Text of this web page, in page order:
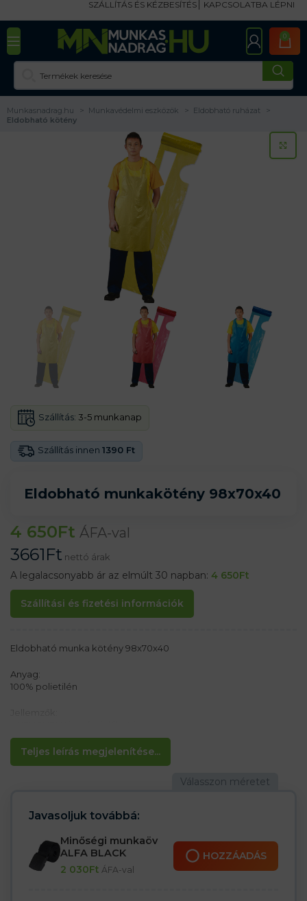
SZÁLLÍTÁS ÉS KÉZBESÍTÉS KAPCSOLATBA LÉPNI
0
Munkasnadrag.hu Munkavédelmi eszközök
Eldobható ruházat
Eldobható kötény
Eldobható munkakötény 98x70x40
Szállítás innen 1390 Ft
Szállítás: 3-5 munkanap
4 650Ft ÁFA-val
3661Ft nettó árak
A legalacsonyabb ár az elmúlt 30 napban: 4 650Ft
Szállítási és fizetési információk
Teljes leírás megjelenítése...
Eldobható munka kötény 98x70x40
Anyag:
100% polietilén
– Hossza 117 cm
– Szélesség 70 cm
– A kötőrész hossza 40 cm
– Egy tekercs méretei: hossza 38 cm, átmérője 9 cm
Javasoljuk továbbá:
Minőségi munkaöv
ALFA BLACK
2 030Ft ÁFA-val
HOZZÁADÁS